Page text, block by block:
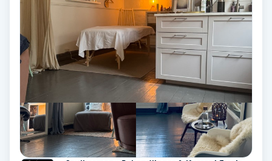
Fransfärgning
Fransförlängning
Fransförlängning Megavolym
Fransförlängning Volym
Fransk manikyr